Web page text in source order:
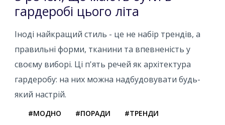
гардеробі цього літа
Іноді найкращий стиль - це не набір трендів, а
правильні форми, тканини та впевненість у
своєму виборі. Ці п'ять речей як архітектура
гардеробу: на них можна надбудовувати будь-
який настрій.
#МОДНО #ПОРАДИ #ТРЕНДИ